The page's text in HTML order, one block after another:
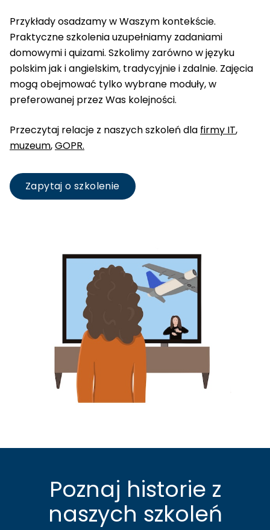
Przykłady osadzamy w Waszym kontekście.
Praktyczne szkolenia uzupełniamy zadaniami
domowymi i quizami. Szkolimy zarówno w języku
polskim jak i angielskim, tradycyjnie i zdalnie. Zajęcia
mogą obejmować tylko wybrane moduły, w
preferowanej przez Was kolejności.
Przeczytaj relacje z naszych szkoleń dla firmy IT,
muzeum,GOPR.
Zapytaj o szkolenie
Poznaj historie z
naszych szkoleń